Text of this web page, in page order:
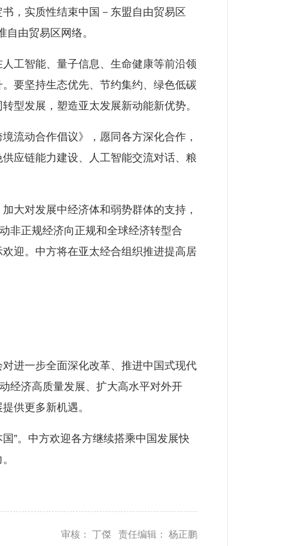
，实质性结束中国－东盟自由贸易区
由贸易区网络。
工智能、量子信息、生命健康等前沿领
要坚持生态优先、节约集约、绿色低碳
型发展，塑造亚太发展新动能新优势。
动合作倡议》，愿同各方深化合作，
应链能力建设、人工智能交流对话、粮
对发展中经济体和弱势群体的支持，
非正规经济向正规和全球经济转型合
迎。中方将在亚太经合组织推进提高居
进一步全面深化改革、推进中国式现代
经济高质量发展、扩大高水平对外开
供更多新机遇。
”。中方欢迎各方继续搭乘中国发展快
审核： 丁傑 责任编辑： 杨正鹏